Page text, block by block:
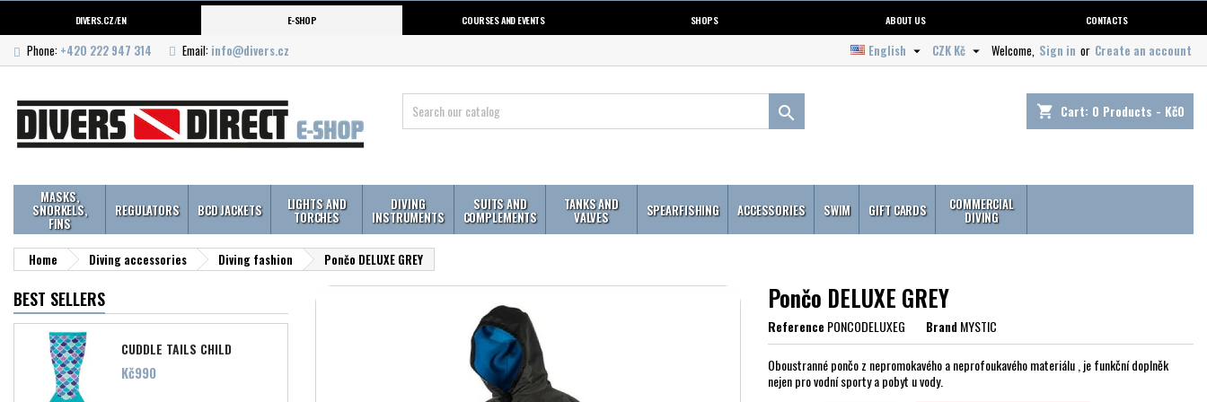
DIVERS.CZ/EN E-SHOP COURSES AND EVENTS SHOPS ABOUT US CONTACTS
Phone: +420 222 947 314 Email: info@divers.cz Welcome, Sign in or Create an account
CZK Kč 
English 
shopping_cart Cart: 0 Products - Kč0

MASKS,
SNORKELS,
FINS
REGULATORS BCD JACKETS LIGHTS AND
TORCHES
DIVING
INSTRUMENTS
SUITS AND
COMPLEMENTS
TANKS AND
VALVES SPEARFISHING ACCESSORIES SWIM GIFT CARDS COMMERCIAL
DIVING
Home Diving accessories Diving fashion Pončo DELUXE GREY
BEST SELLERS
CUDDLE TAILS CHILD
Price
Kč990
Pončo DELUXE GREY
ReferencePONCODELUXEG BrandMYSTIC
Oboustranné pončo z nepromokavého a neprofoukavého materiálu , je funkční doplněk
nejen pro vodní sporty a pobyt u vody.